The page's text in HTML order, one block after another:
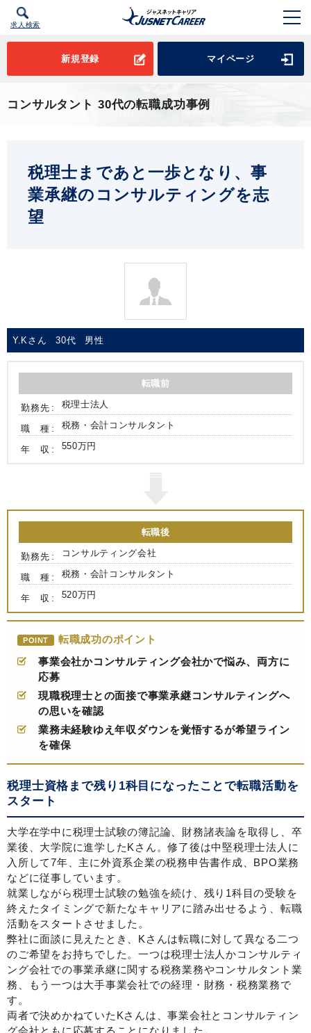
求人検索
新規登録 マイページ
コンサルタント 30代の転職成功事例
税理士まであと一歩となり、事
業承継のコンサルティングを志
望
Y.Kさん 30代 男性
転職前
勤務先 税理士法人
職 種 税務・会計コンサルタント
年 収 550万円
転職後
勤務先 コンサルティング会社
職 種 税務・会計コンサルタント
年 収 520万円
POINT
転職成功のポイント
事業会社かコンサルティング会社かで悩み、両方に
応募
現職税理士との面接で事業承継コンサルティングへ
の思いを確認
業務未経験ゆえ年収ダウンを覚悟するが希望ライン
を確保
税理士資格まで残り1科目になったことで転職活動を
スタート
大学在学中に税理士試験の簿記論、財務諸表論を取得し、卒
業後、大学院に進学したKさん。修了後は中堅税理士法人に
入所して7年、主に外資系企業の税務申告書作成、BPO業務
などに従事しています。
就業しながら税理士試験の勉強を続け、残り1科目の受験を
終えたタイミングで新たなキャリアに踏み出せるよう、転職
活動をスタートさせました。
弊社に面談に見えたとき、Kさんは転職に対して異なる二つ
のご希望をお持ちでした。一つは税理士法人かコンサルティ
ング会社での事業承継に関する税務業務やコンサルタント業
務、もう一つは大手事業会社での経理・財務・税務業務で
す。
両者で決めかねていたKさんは、事業会社とコンサルティン
グ会社ともに応募することになりました。